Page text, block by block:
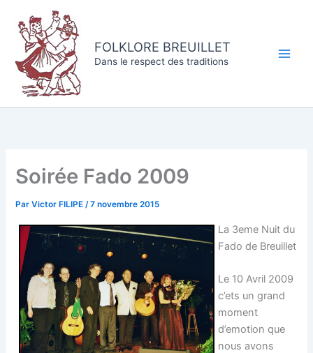
contenu
FOLKLORE BREUILLET
Dans le respect des traditions
Soirée Fado 2009
ParVictor FILIPE/7 novembre 2015
La 3eme Nuit du
Fado de Breuillet
Le 10 Avril 2009
c’ets un grand
moment
d’emotion que
nous avons